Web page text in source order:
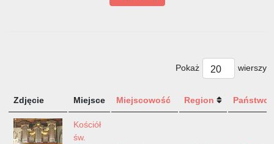
Pokaż wierszy
Zdjęcie Miejsce Miejscowość Region Państwo
Kościół
św.